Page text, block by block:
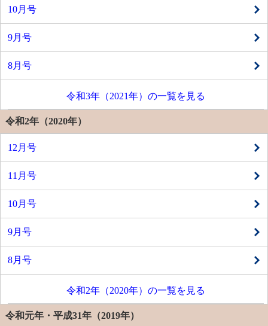
10月号
9月号
8月号
令和3年（2021年）の一覧を見る
令和2年（2020年）
12月号
11月号
10月号
9月号
8月号
令和2年（2020年）の一覧を見る
令和元年・平成31年（2019年）